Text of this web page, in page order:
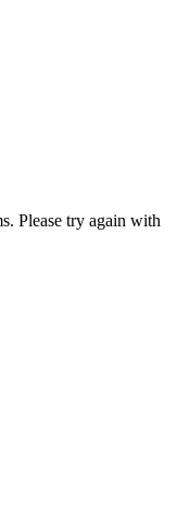
Please try again with